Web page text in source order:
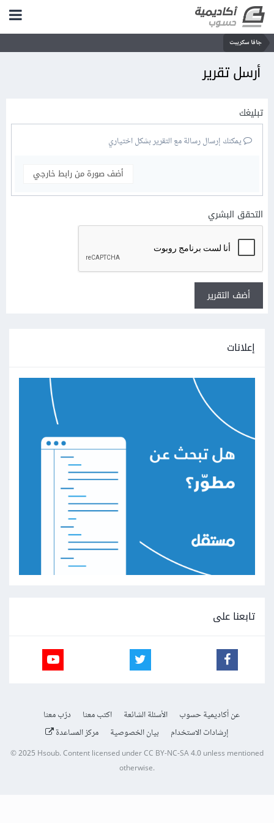
جافا سكريبت
أرسل تقرير
تبليغك
يمكنك إرسال رسالة مع التقرير بشكل اختياري
أضف صورة من رابط خارجي
التحقق البشري
أضف التقرير
إعلانات
تابعنا على
عن أكاديمية حسوب الأسئلة الشائعة اكتب معنا
درّب معنا
إرشادات الاستخدام
بيان الخصوصية مركز المساعدة
© 2025 Hsoub.Content licensed underCC BY-NC-SA 4.0unless mentioned
otherwise.